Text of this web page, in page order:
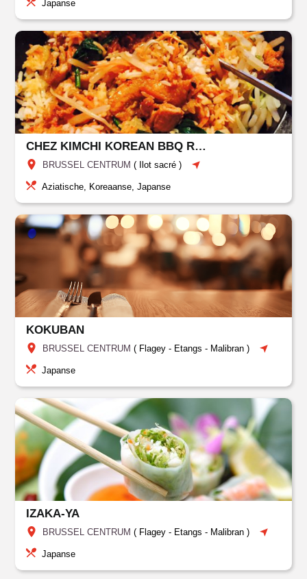
Japanse
CHEZ KIMCHI KOREAN BBQ RESTAURANT
BRUSSEL CENTRUM ( Ilot sacré )
Aziatische, Koreaanse, Japanse
KOKUBAN
BRUSSEL CENTRUM ( Flagey - Etangs - Malibran )
Japanse
IZAKA-YA
BRUSSEL CENTRUM ( Flagey - Etangs - Malibran )
Japanse